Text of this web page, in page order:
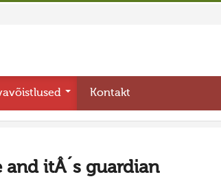
Kontakt
and itÂ´s guardian